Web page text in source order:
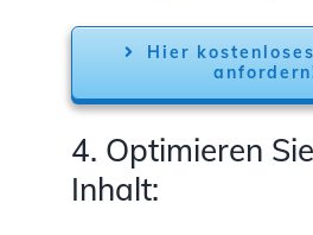
Hier
4. Optimieren
Inhalt: